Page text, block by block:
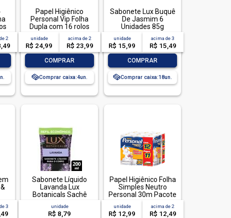
2
Papel Higiênico
Personal Vip Folha
Dupla com 16 rolos
de 30 metros
unidade
R$ 24,99
acima de2
R$ 23,99
COMPRAR
Comprar caixa:4
Sabonete Lux Buquê
De Jasmim 6
Unidades 85g
unidade
R$ 15,99
acima de3
R$ 15,49
COMPRAR
Comprar caixa:18
3
Sabonete Líquido
Lavanda Lux
Botanicals Sachê
Econômico
unidade
R$ 8,79
Papel Higiênico Folha
Simples Neutro
Personal 30m Pacote
Leve 12 Pague 11
Unidades
unidade
R$ 12,99
acima de2
R$ 12,49